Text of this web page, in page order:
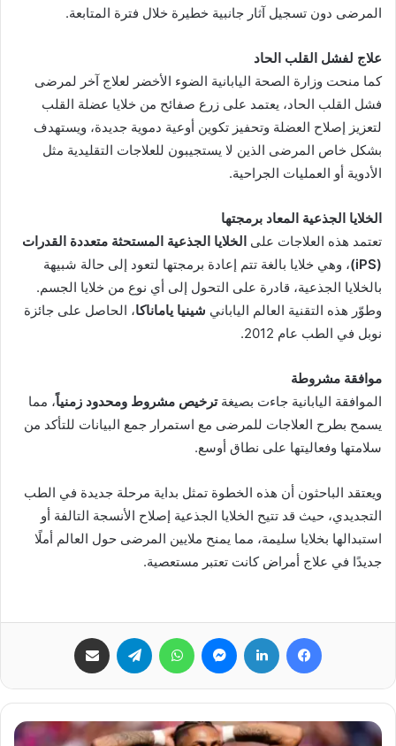
المرضى دون تسجيل آثار جانبية خطيرة خلال فترة المتابعة.
علاج لفشل القلب الحاد
كما منحت وزارة الصحة اليابانية الضوء الأخضر لعلاج آخر لمرضى
فشل القلب الحاد، يعتمد على زرع صفائح من خلايا عضلة القلب
لتعزيز إصلاح العضلة وتحفيز تكوين أوعية دموية جديدة، ويستهدف
بشكل خاص المرضى الذين لا يستجيبون للعلاجات التقليدية مثل
الأدوية أو العمليات الجراحية.
الخلايا الجذعية المعاد برمجتها
تعتمد هذه العلاجات على الخلايا الجذعية المستحثة متعددة القدرات
(iPS)
، وهي خلايا بالغة تتم إعادة برمجتها لتعود إلى حالة شبيهة
بالخلايا الجذعية، قادرة على التحول إلى أي نوع من خلايا الجسم.
وطوّر هذه التقنية العالم الياباني شينيا ياماناكا، الحاصل على جائزة
نوبل في الطب عام 2012.
موافقة مشروطة
الموافقة اليابانية جاءت بصيغةترخيص مشروط ومحدود زمنياً، مما
يسمح بطرح العلاجات للمرضى مع استمرار جمع البيانات للتأكد من
سلامتها وفعاليتها على نطاق أوسع.
ويعتقد الباحثون أن هذه الخطوة تمثل بداية مرحلة جديدة في الطب
التجديدي، حيث قد تتيح الخلايا الجذعية إصلاح الأنسجة التالفة أو
استبدالها بخلايا سليمة، مما يمنح ملايين المرضى حول العالم أملًا
جديدًا في علاج أمراض كانت تعتبر مستعصية.
فيسبوك لينكدإن ماسنجر واتساب تيلقرام